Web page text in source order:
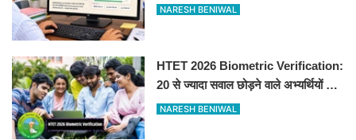
NARESH BENIWAL
HTET 2026 Biometric Verification:
20 से ज्यादा सवाल छोड़ने वाले अभ्यर्थियों की
परीक्षा रद्द, 10-12 अगस्त को बायोमैट्रिक
NARESH BENIWAL